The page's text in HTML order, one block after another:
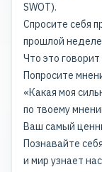
SWOT).
Спросите себя
прошлой
Что это
Попросите
«Какая моя
по твоему
Ваш самый
Познавайте
и мир узнает